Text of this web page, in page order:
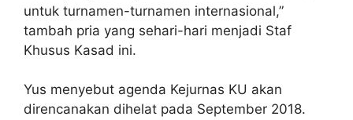
untuk turnamen-turnamen internasional,”
tambah pria yang sehari-hari menjadi Staf
Khusus Kasad ini.
Yus menyebut agenda Kejurnas KU akan
direncanakan dihelat pada September 2018.